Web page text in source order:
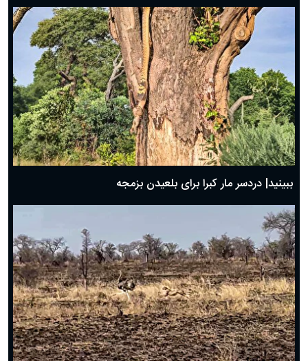
ببینید| دردسر مار کبرا برای بلعیدن بزمجه